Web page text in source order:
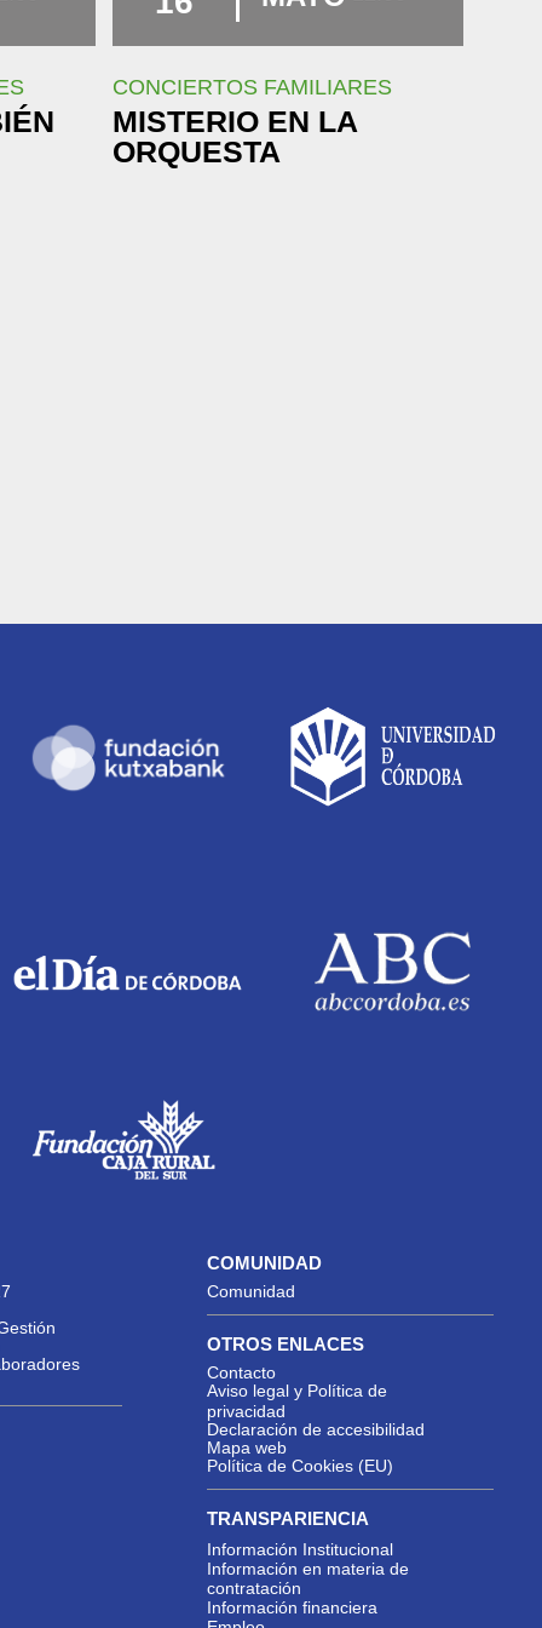
CONCIERTOS FAMILIARES
MISTERIO EN LA
ORQUESTA
COMUNIDAD
Comunidad
OTROS ENLACES
Contacto
Aviso legal y Política de
privacidad
Declaración de accesibilidad
Mapa web
Política de Cookies (EU)
TRANSPARIENCIA
Información Institucional
Información en materia de
contratación
Información financiera